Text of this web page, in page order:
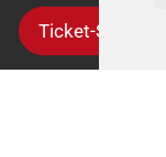
Ticket-Support